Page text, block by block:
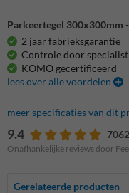
Parkeertegel 300x300mm
2 jaar fabrieksgarantie
Controle door specialist
KOMO gecertificeerd
lees over alle voordelen
meer specificaties van dit
9.4
Onafhankelijke reviews door
Gerelateerde producten